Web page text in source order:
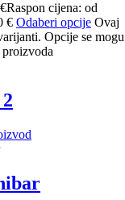
€Raspon cijena: od
€ Odaberi opcije Ovaj
Opcije se mogu
proizvoda